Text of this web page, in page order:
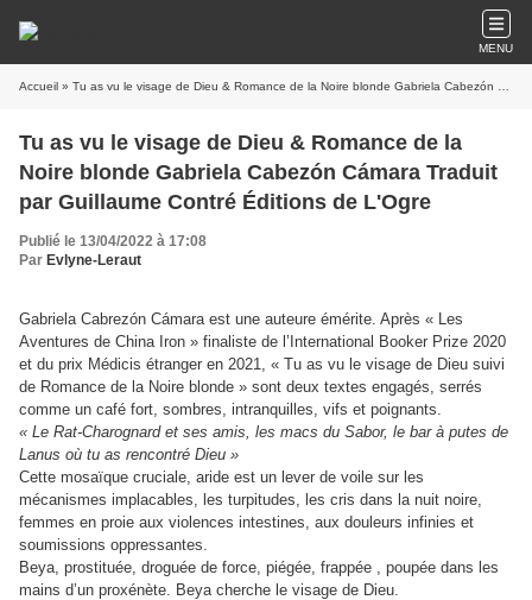
MENU
Accueil » Tu as vu le visage de Dieu & Romance de la Noire blonde Gabriela Cabezón Cámara Traduit par Guillaume Contré Éditions de L'Ogre
Tu as vu le visage de Dieu & Romance de la
Noire blonde Gabriela Cabezón Cámara Traduit
par Guillaume Contré Éditions de L'Ogre
Publié le 13/04/2022 à 17:08
Par Evlyne-Leraut
Gabriela Cabrezón Cámara est une auteure émérite. Après « Les
Aventures de China Iron » finaliste de l’International Booker Prize 2020
et du prix Médicis étranger en 2021, « Tu as vu le visage de Dieu suivi
de Romance de la Noire blonde » sont deux textes engagés, serrés
comme un café fort, sombres, intranquilles, vifs et poignants.
« Le Rat-Charognard et ses amis, les macs du Sabor, le bar à putes de
Lanus où tu as rencontré Dieu »
Cette mosaïque cruciale, aride est un lever de voile sur les
mécanismes implacables, les turpitudes, les cris dans la nuit noire,
femmes en proie aux violences intestines, aux douleurs infinies et
soumissions oppressantes.
Beya, prostituée, droguée de force, piégée, frappée , poupée dans les
mains d’un proxénète. Beya cherche le visage de Dieu.